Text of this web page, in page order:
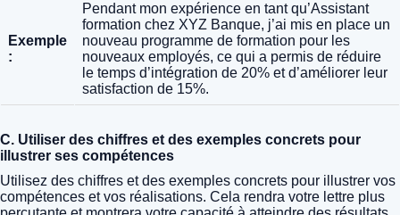
Exemple
:
Pendant mon expérience en tant qu’Assistant
formation chez XYZ Banque, j’ai mis en place un
nouveau programme de formation pour les
nouveaux employés, ce qui a permis de réduire
le temps d’intégration de 20% et d’améliorer leur
satisfaction de 15%.
C. Utiliser des chiffres et des exemples concrets pour
illustrer ses compétences
Utilisez des chiffres et des exemples concrets pour illustrer vos
compétences et vos réalisations. Cela rendra votre lettre plus